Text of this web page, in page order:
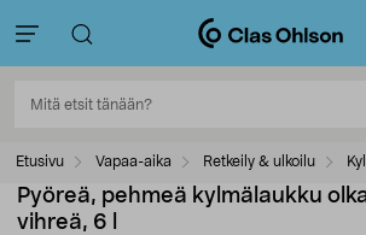
Etusivu Vapaa-aika Retkeily & ulkoilu
Pyöreä, pehmeä kylmälaukku
vihreä, 6 l